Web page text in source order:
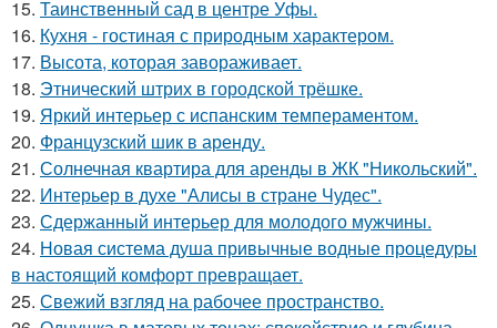
15. Таинственный сад в центре Уфы.
16. Кухня - гостиная с природным характером.
17. Высота, которая завораживает.
18. Этнический штрих в городской трёшке.
19. Яркий интерьер с испанским темпераментом.
20. Французский шик в аренду.
21. Солнечная квартира для аренды в ЖК "Никольский".
22. Интерьер в духе "Алисы в стране Чудес".
23. Сдержанный интерьер для молодого мужчины.
24. Новая система душа привычные водные процедуры
в настоящий комфорт превращает.
25. Свежий взгляд на рабочее пространство.